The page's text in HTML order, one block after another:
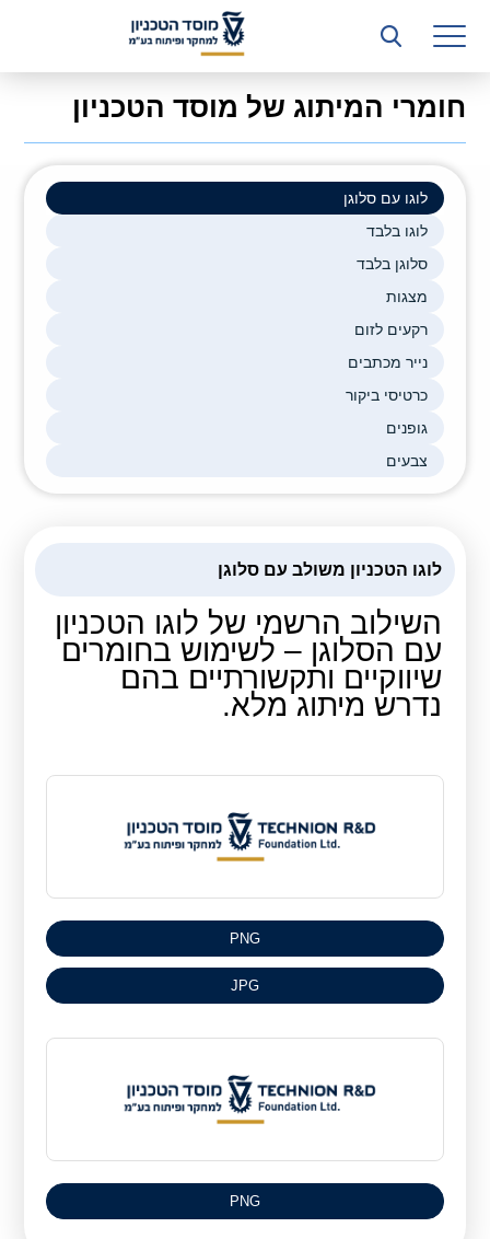
רשות המחקר
היחידה העסקית (T3)
קשרי תעשייה
המכון הישראלי לטכנולוגיות ייצור חומרים
משאבי אנוש
כספים וכלכלה
המחלקה המשפטית
לוח משרות
English
חומרי המיתוג של מוסד הטכניון
לוגו עם סלוגן
לוגו בלבד
סלוגן בלבד
מצגות
רקעים לזום
נייר מכתבים
כרטיסי ביקור
גופנים
צבעים
לוגו הטכניון משולב עם סלוגן
השילוב הרשמי של לוגו הטכניון
עם הסלוגן – לשימוש בחומרים
שיווקיים ותקשורתיים בהם
נדרש מיתוג מלא.
PNG
JPG
PNG